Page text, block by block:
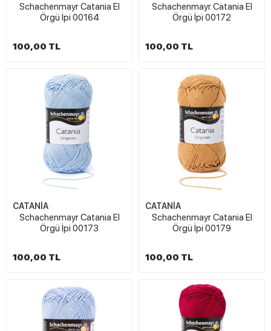
Schachenmayr Catania El
Örgü İpi 00164
100,00 TL
Schachenmayr Catania El
Örgü İpi 00172
100,00 TL
CATANİA
Schachenmayr Catania El
Örgü İpi 00173
100,00 TL
CATANİA
Schachenmayr Catania El
Örgü İpi 00179
100,00 TL